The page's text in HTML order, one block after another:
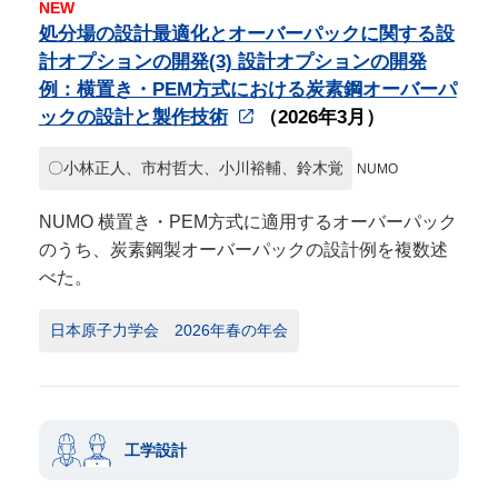
NEW
処分場の設計最適化とオーバーパックに関する設
計オプションの開発(3) 設計オプションの開発
例：横置き・PEM方式における炭素鋼オーバーパ
ックの設計と製作技術
（2026年3月）
〇小林正人、市村哲大、小川裕輔、鈴木覚 NUMO
NUMO 横置き・PEM方式に適用するオーバーパック
のうち、炭素鋼製オーバーパックの設計例を複数述
べた。
日本原子力学会 2026年春の年会
工学設計